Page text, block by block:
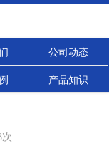
公司动态
产品知识
次